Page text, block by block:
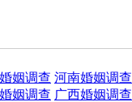
姻调查 河南婚姻调查
姻调查 广西婚姻调查